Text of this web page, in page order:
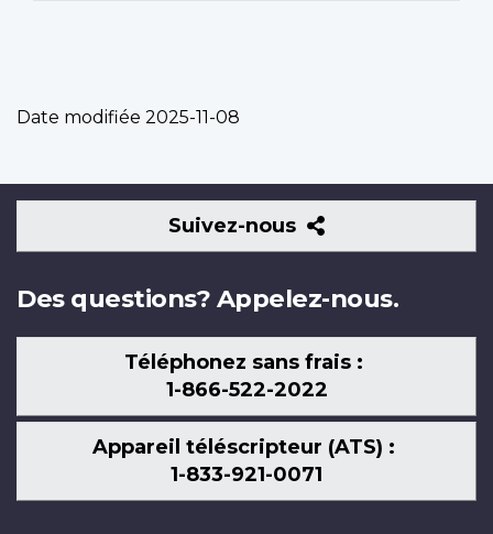
Date modifiée 2025-11-08
Suivez-nous
Suivez-
nous
Des questions? Appelez-nous.
Téléphonez sans frais :
1-866-522-2022
Appareil téléscripteur (ATS) :
1-833-921-0071